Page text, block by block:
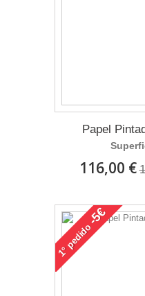
Papel
116,00 €
1°
pedido
-5€